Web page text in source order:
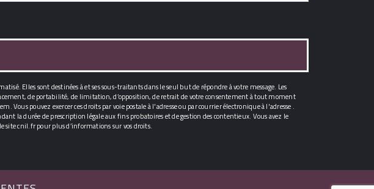
Elles sont destinées à et ses sous-traitants dans le seul but de répondre à votre message. Les
de portabilité, de limitation, d’opposition, de retrait de votre consentement à tout moment
pouvez exercer ces droits par voie postale à l'adresse ou par courrier électronique à l'adresse .
la durée de prescription légale aux fins probatoires et de gestion des contentieux. Vous avez le
site cnil.fr pour plus d’informations sur vos droits.